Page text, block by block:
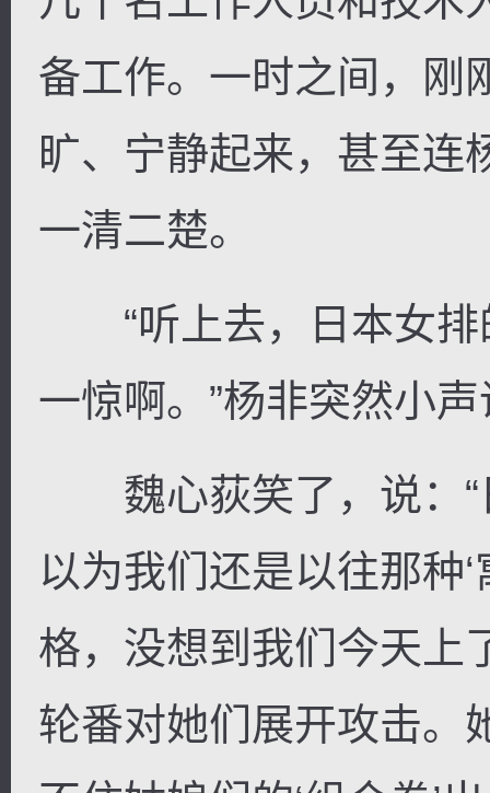
备工作。一时之间，刚
旷、宁静起来，甚至连
一清二楚。
“听上去，日本女排
一惊啊。”杨非突然小
魏心荻笑了，说：“
以为我们还是以往那种
格，没想到我们今天上
轮番对她们展开攻击。